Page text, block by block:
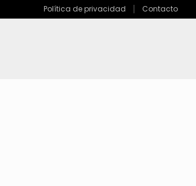
Política de privacidad Contacto